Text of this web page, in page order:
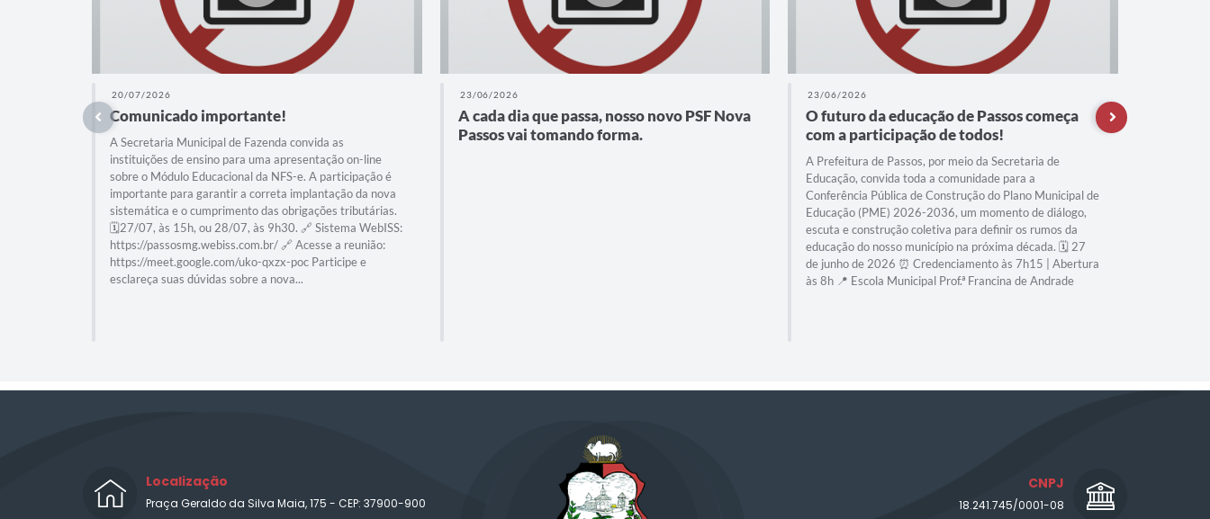
20/07/2026
Comunicado importante!
A Secretaria Municipal de Fazenda convida as
instituições de ensino para uma apresentação on-line
sobre o Módulo Educacional da NFS-e. A participação é
importante para garantir a correta implantação da nova
sistemática e o cumprimento das obrigações tributárias.
🗓️27/07, às 15h, ou 28/07, às 9h30. 🔗 Sistema WebISS:
https://passosmg.webiss.com.br/ 🔗 Acesse a reunião:
https://meet.google.com/uko-qxzx-poc Participe e
esclareça suas dúvidas sobre a nova...
23/06/2026
A cada dia que passa, nosso novo PSF Nova
Passos vai tomando forma.
23/06/2026
O futuro da educação de Passos começa
com a participação de todos!
A Prefeitura de Passos, por meio da Secretaria de
Educação, convida toda a comunidade para a
Conferência Pública de Construção do Plano Municipal de
Educação (PME) 2026-2036, um momento de diálogo,
escuta e construção coletiva para definir os rumos da
educação do nosso município na próxima década. 🗓️ 27
de junho de 2026 ⏰ Credenciamento às 7h15 | Abertura
às 8h 📍 Escola Municipal Prof.ª Francina de Andrade
Localização
Praça Geraldo da Silva Maia, 175 - CEP: 37900-900
CNPJ
18.241.745/0001-08